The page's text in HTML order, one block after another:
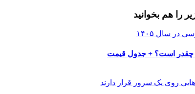
را هم بخوانید
چقدر است؟ + جدول قیمت